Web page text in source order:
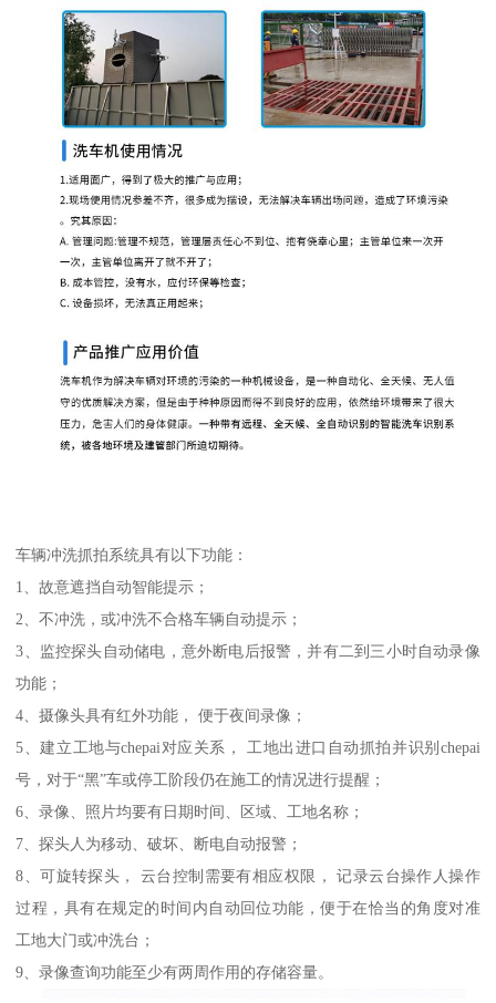
车辆冲洗抓拍系统具有以下功能：
1、故意遮挡自动智能提示；
2、不冲洗，或冲洗不合格车辆自动提示；
3、监控探头自动储电，意外断电后报警，并有二到三小时自动录像
功能；
4、摄像头具有红外功能， 便于夜间录像；
5、建立工地与chepai对应关系， 工地出进口自动抓拍并识别chepai
号，对于“黑”车或停工阶段仍在施工的情况进行提醒；
6、录像、照片均要有日期时间、区域、工地名称；
7、探头人为移动、破坏、断电自动报警；
8、可旋转探头， 云台控制需要有相应权限， 记录云台操作人操作
过程，具有在规定的时间内自动回位功能，便于在恰当的角度对准
工地大门或冲洗台；
9、录像查询功能至少有两周作用的存储容量。